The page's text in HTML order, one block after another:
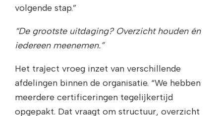
volgende stap.”
“De grootste uitdaging? Overzicht houden én
iedereen meenemen.”
Het traject vroeg inzet van verschillende
afdelingen binnen de organisatie. “We hebben
meerdere certificeringen tegelijkertijd
opgepakt. Dat vraagt om structuur, overzicht